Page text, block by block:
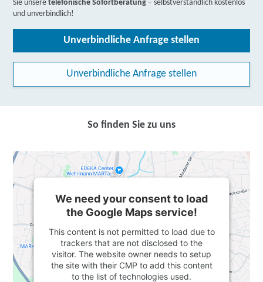
Sie unseretelefonische Sofortberatung – selbstverständlich kostenlos
und unverbindlich!
Unverbindliche Anfrage stellen
Unverbindliche Anfrage stellen
So finden Sie zu uns
We need your consent to load
the Google Maps service!
This content is not permitted to load due to
trackers that are not disclosed to the
visitor. The website owner needs to setup
the site with their CMP to add this content
to the list of technologies used.